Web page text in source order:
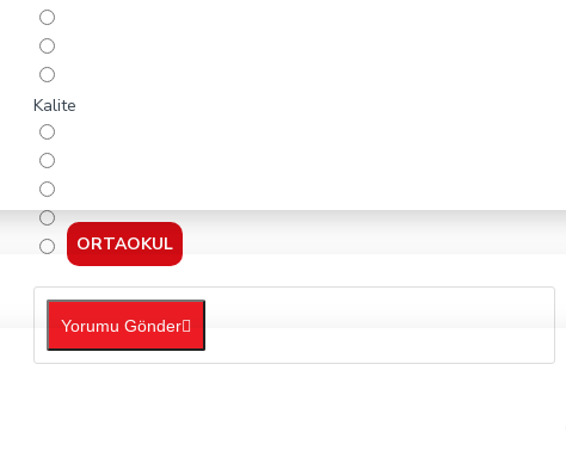
ORTAOKUL
Kalite
Yorumu Gönder